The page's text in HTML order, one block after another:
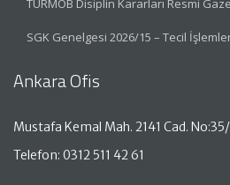
SGK Genelgesi 2026/15 – Tecil
Ankara Ofis
Mustafa Kemal Mah. 2141 Cad.
Telefon: 0312 511 42 61